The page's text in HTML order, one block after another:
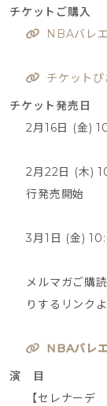
チケットご購入
NBAバレ
チケットぴ
チケット発売日
2月16日 (金)
2月22日 (木)
行発売開始
3月1日 (金)
メルマガご購
りするリンク
NBAバレ
演 目
【セレナー